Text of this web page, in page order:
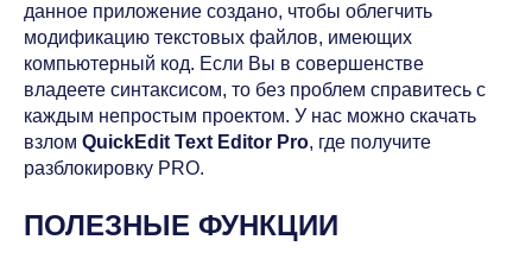
данное приложение создано, чтобы облегчить
модификацию текстовых файлов, имеющих
компьютерный код. Если Вы в совершенстве
владеете синтаксисом, то без проблем справитесь с
каждым непростым проектом. У нас можно скачать
взлом QuickEdit Text Editor Pro, где получите
разблокировку PRO.
ПОЛЕЗНЫЕ ФУНКЦИИ